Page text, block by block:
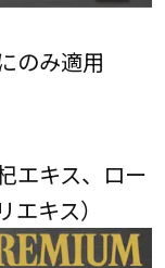
のみ適用
エキス、ロー
キス）